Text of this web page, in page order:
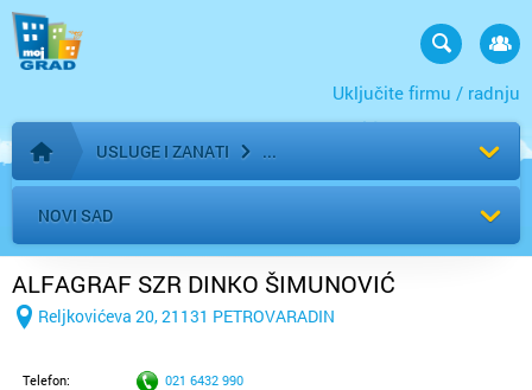
Uključite firmu / radnju
Početna stranica
USLUGE I ZANATI
NOVI SAD
ALFAGRAF SZR DINKO ŠIMUNOVIĆ
Reljkovićeva 20, 21131 PETROVARADIN
Telefon: 021 6432 990